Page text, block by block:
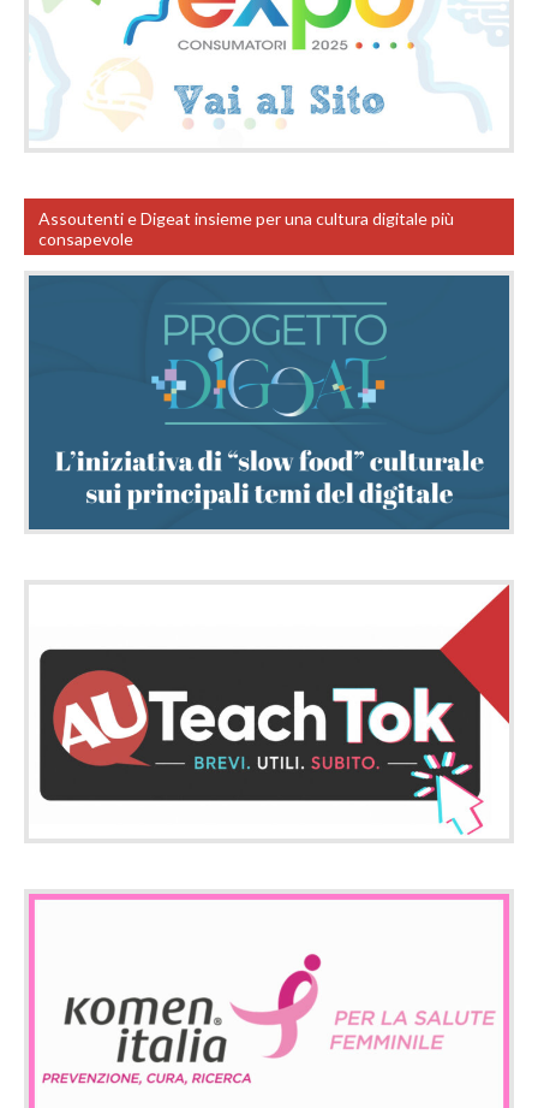
Assoutenti e Digeat insieme per una cultura digitale più
consapevole